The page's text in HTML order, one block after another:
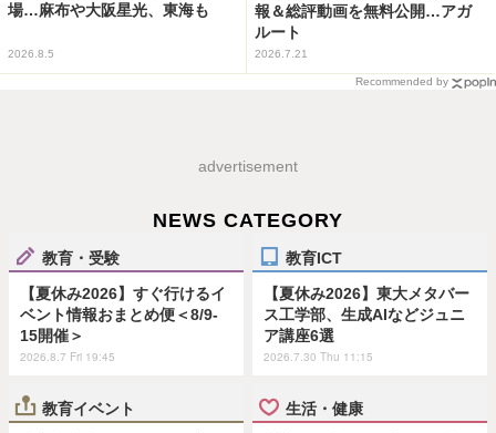
場…麻布や大阪星光、東海も
2026.8.5
報＆総評動画を無料公開…アガ
ルート
2026.7.21
Recommended by
advertisement
NEWS CATEGORY
教育・受験
【夏休み2026】すぐ行けるイ
ベント情報おまとめ便＜8/9-
15開催＞
2026.8.7 Fri 19:45
教育ICT
【夏休み2026】東大メタバー
ス工学部、生成AIなどジュニ
ア講座6選
2026.7.30 Thu 11:15
教育イベント 生活・健康